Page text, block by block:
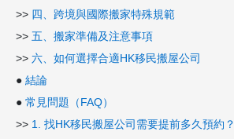
>> 四、跨境與國際搬家特殊規範
>> 五、搬家準備及注意事項
>> 六、如何選擇合適HK移民搬屋公司
● 結論
● 常見問題（FAQ）
>> 1. 找HK移民搬屋公司需要提前多久預約？